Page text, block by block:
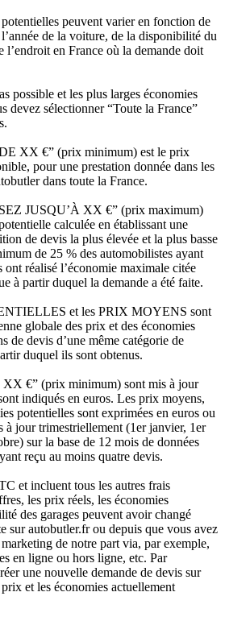
peuvent varier en fonction de
de la voiture, de la disponibilité du
l’endroit en France où la demande doit
possible et les plus larges économies
devez sélectionner “Toute la France”
XX €” (prix minimum) est le prix
pour une prestation donnée dans les
dans toute la France.
JUSQU’À XX €” (prix maximum)
calculée en établissant une
de devis la plus élevée et la plus basse
de 25 % des automobilistes ayant
réalisé l’économie maximale citée
à partir duquel la demande a été faite.
et les PRIX MOYENS sont
globale des prix et des économies
de devis d’une même catégorie de
duquel ils sont obtenus.
€” (prix minimum) sont mis à jour
indiqués en euros. Les prix moyens,
potentielles sont exprimées en euros ou
à jour trimestriellement (1er janvier, 1er
sur la base de 12 mois de données
reçu au moins quatre devis.
et incluent tous les autres frais
les prix réels, les économies
des garages peuvent avoir changé
sur autobutler.fr ou depuis que vous avez
de notre part via, par exemple,
en ligne ou hors ligne, etc. Par
une nouvelle demande de devis sur
et les économies actuellement